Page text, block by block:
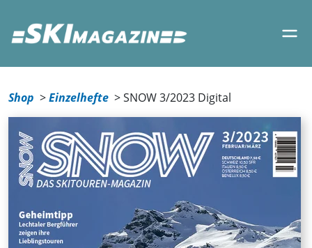
Shop Einzelhefte SNOW 3/2023 Digital